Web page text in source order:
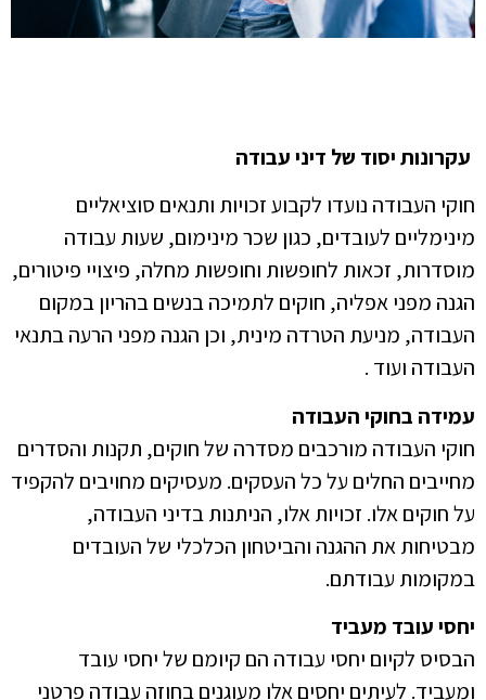
עקרונות יסוד של דיני עבודה
חוקי העבודה נועדו לקבוע זכויות ותנאים סוציאליים
מינימליים לעובדים, כגון שכר מינימום, שעות עבודה
מוסדרות, זכאות לחופשות וחופשות מחלה, פיצויי פיטורים,
הגנה מפני אפליה, חוקים לתמיכה בנשים בהריון במקום
העבודה, מניעת הטרדה מינית, וכן הגנה מפני הרעה בתנאי
העבודה ועוד .
עמידה בחוקי העבודה
חוקי העבודה מורכבים מסדרה של חוקים, תקנות והסדרים
מחייבים החלים על כל העסקים. מעסיקים מחויבים להקפיד
על חוקים אלו. זכויות אלו, הניתנות בדיני העבודה,
מבטיחות את ההגנה והביטחון הכלכלי של העובדים
במקומות עבודתם.
יחסי עובד מעביד
הבסיס לקיום יחסי עבודה הם קיומם של יחסי עובד
ומעביד. לעיתים יחסים אלו מעוגנים בחוזה עבודה פרטני